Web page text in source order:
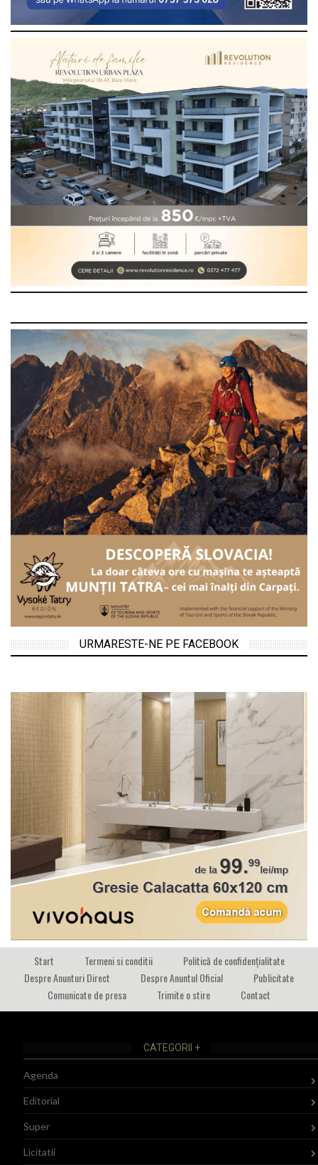
URMARESTE-NE PE FACEBOOK
Start Termeni si conditii
Politică de confidențialitate
Despre Anunturi Direct
Despre Anuntul Oficial
Publicitate
Comunicate de presa
Trimite o stire Contact
CATEGORII +
Agenda
Editorial
Super
Licitatii